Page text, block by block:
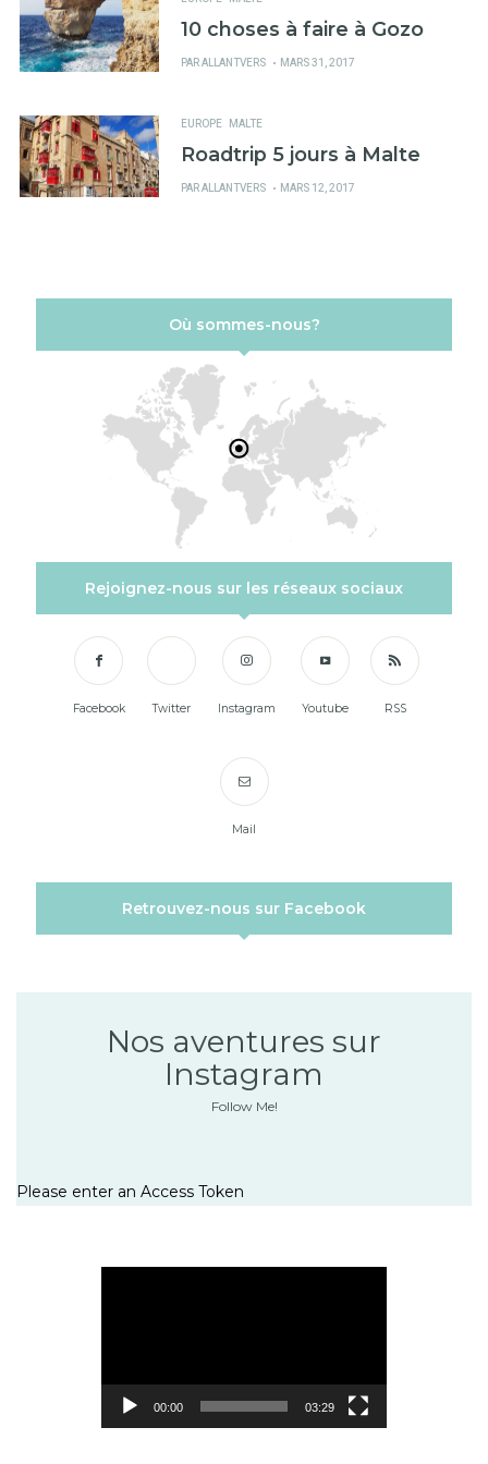
10 choses à faire à Gozo
PARALLANTVERS
PUBLIÉ
MARS 31, 2017
EUROPE MALTE
Roadtrip 5 jours à Malte
PARALLANTVERS
PUBLIÉ
MARS 12, 2017
Où sommes-nous?
Rejoignez-nous sur les réseaux sociaux
Facebook Twitter Instagram Youtube RSS
Mail
Retrouvez-nous sur Facebook
Nos aventures sur
Instagram
Follow Me!
Please enter an Access Token
00:00 03:29